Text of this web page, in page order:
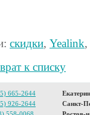
скидки, Yealink,
к списку
665-2644
926-2644
Санкт-